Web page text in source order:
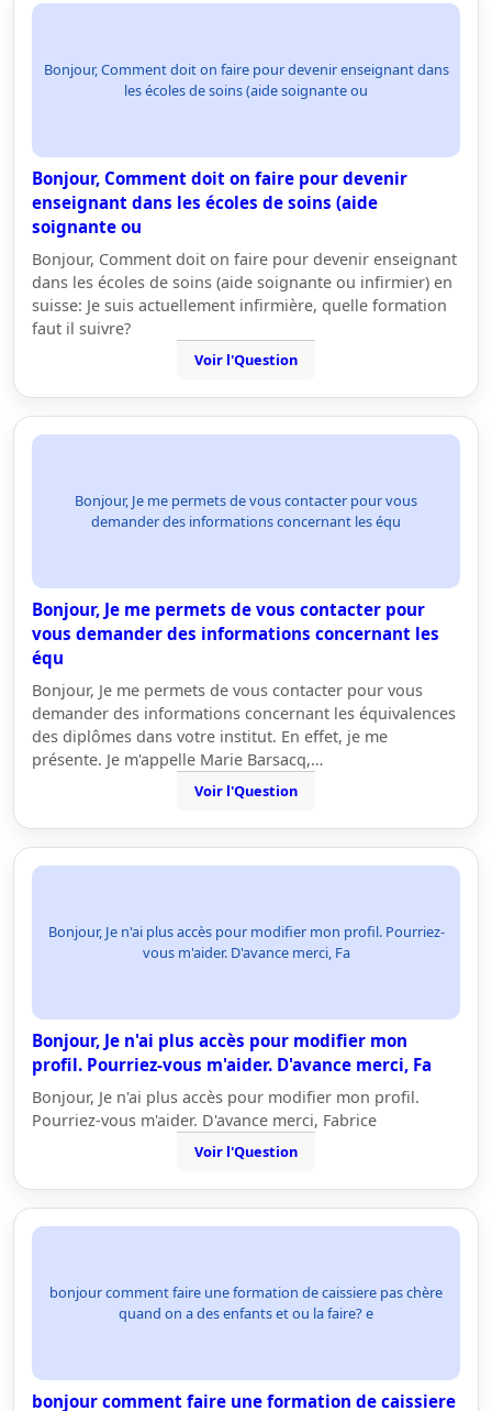
Bonjour, Comment doit on faire pour devenir enseignant dans
les écoles de soins (aide soignante ou
Bonjour, Comment doit on faire pour devenir
enseignant dans les écoles de soins (aide
soignante ou
Bonjour, Comment doit on faire pour devenir enseignant
dans les écoles de soins (aide soignante ou infirmier) en
suisse: Je suis actuellement infirmière, quelle formation
faut il suivre?
Voir l'Question
Bonjour, Je me permets de vous contacter pour vous
demander des informations concernant les équ
Bonjour, Je me permets de vous contacter pour
vous demander des informations concernant les
équ
Bonjour, Je me permets de vous contacter pour vous
demander des informations concernant les équivalences
des diplômes dans votre institut. En effet, je me
présente. Je m'appelle Marie Barsacq,…
Voir l'Question
Bonjour, Je n'ai plus accès pour modifier mon profil. Pourriez-
vous m'aider. D'avance merci, Fa
Bonjour, Je n'ai plus accès pour modifier mon
profil. Pourriez-vous m'aider. D'avance merci, Fa
Bonjour, Je n'ai plus accès pour modifier mon profil.
Pourriez-vous m'aider. D'avance merci, Fabrice
Voir l'Question
bonjour comment faire une formation de caissiere pas chère
quand on a des enfants et ou la faire? e
bonjour comment faire une formation de caissiere